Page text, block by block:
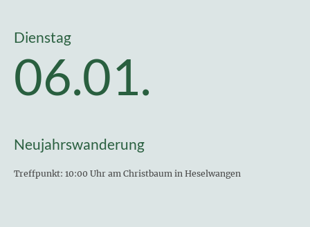
Dienstag
06.01.
Neujahrswanderung
Treffpunkt: 10:00 Uhr am Christbaum in Heselwangen